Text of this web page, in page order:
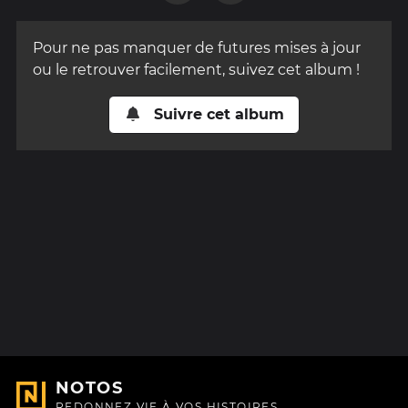
Pour ne pas manquer de futures mises à jour
ou le retrouver facilement, suivez cet album !
Suivre cet album
NOTOS